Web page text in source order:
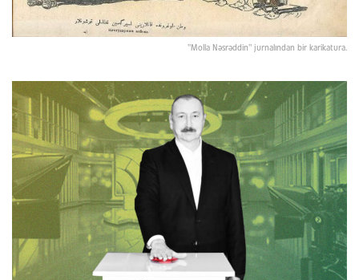
"Molla Nəsrəddin" jurnalından bir karikatura.